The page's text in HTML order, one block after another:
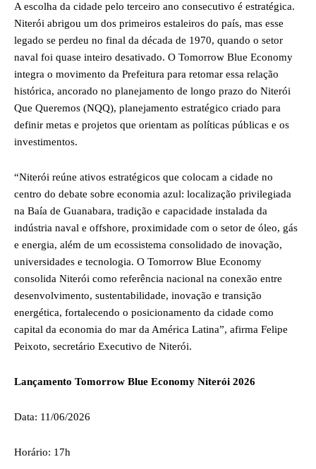
A escolha da cidade pelo terceiro ano consecutivo é estratégica.
Niterói abrigou um dos primeiros estaleiros do país, mas esse
legado se perdeu no final da década de 1970, quando o setor
naval foi quase inteiro desativado. O Tomorrow Blue Economy
integra o movimento da Prefeitura para retomar essa relação
histórica, ancorado no planejamento de longo prazo do Niterói
Que Queremos (NQQ), planejamento estratégico criado para
definir metas e projetos que orientam as políticas públicas e os
investimentos.
“Niterói reúne ativos estratégicos que colocam a cidade no
centro do debate sobre economia azul: localização privilegiada
na Baía de Guanabara, tradição e capacidade instalada da
indústria naval e offshore, proximidade com o setor de óleo, gás
e energia, além de um ecossistema consolidado de inovação,
universidades e tecnologia. O Tomorrow Blue Economy
consolida Niterói como referência nacional na conexão entre
desenvolvimento, sustentabilidade, inovação e transição
energética, fortalecendo o posicionamento da cidade como
capital da economia do mar da América Latina”, afirma Felipe
Peixoto, secretário Executivo de Niterói.
Lançamento Tomorrow Blue Economy Niterói 2026
Data: 11/06/2026
Horário: 17h